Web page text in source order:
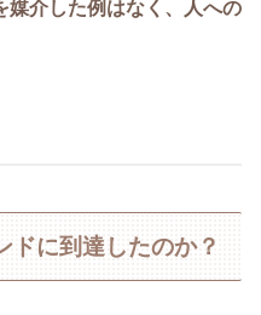
媒介した例はなく、人への
ドに到達したのか？